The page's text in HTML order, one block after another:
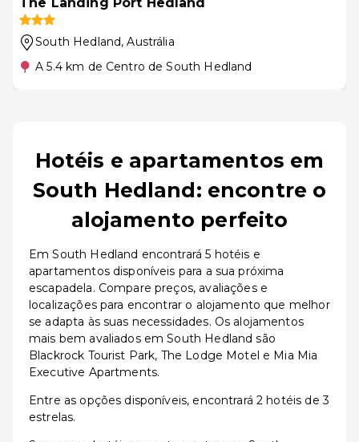
South Hedland, Austrália
A 5.4 km de Centro de South Hedland
Hotéis e apartamentos em
South Hedland: encontre o
alojamento perfeito
Em South Hedland encontrará 5 hotéis e
apartamentos disponíveis para a sua próxima
escapadela. Compare preços, avaliações e
localizações para encontrar o alojamento que melhor
se adapta às suas necessidades. Os alojamentos
mais bem avaliados em South Hedland são
Blackrock Tourist Park, The Lodge Motel e Mia Mia
Executive Apartments.
Entre as opções disponíveis, encontrará 2 hotéis de 3
estrelas.